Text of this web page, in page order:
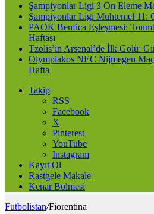
Şampiyonlar Ligi 3 Ön Eleme
Şampiyonlar Ligi Muhtemel 11:
PAOK Benfica Eşleşmesi:
Haftası
Tzolis’in Arsenal’de İlk Golü:
Olympiakos NEC Nijmegen
Hafta
Takip
RSS
Facebook
X
Pinterest
YouTube
Instagram
Kayıt Ol
Rastgele Makale
Kenar Bölmesi
Futbolistan/Fiorentina